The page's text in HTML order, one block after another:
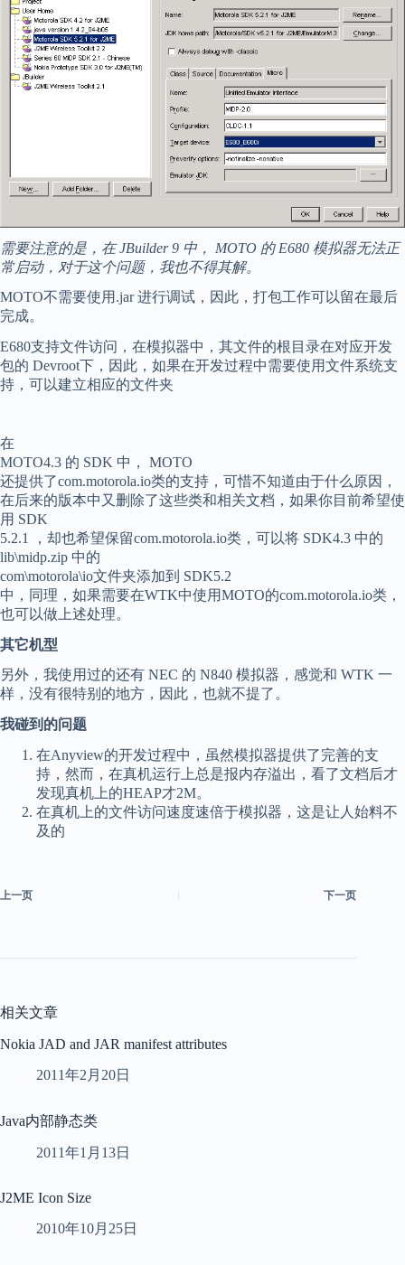
需要注意的是，在 JBuilder 9 中， MOTO 的 E680 模拟器无法正
常启动，对于这个问题，我也不得其解。
MOTO不需要使用.jar 进行调试，因此，打包工作可以留在最后
完成。
E680支持文件访问，在模拟器中，其文件的根目录在对应开发
包的 Devroot下，因此，如果在开发过程中需要使用文件系统支
持，可以建立相应的文件夹
在
MOTO4.3 的 SDK 中， MOTO
还提供了com.motorola.io类的支持，可惜不知道由于什么原因，
在后来的版本中又删除了这些类和相关文档，如果你目前希望使
用 SDK
5.2.1 ，却也希望保留com.motorola.io类，可以将 SDK4.3 中的
lib\midp.zip 中的
com\motorola\io文件夹添加到 SDK5.2
中，同理，如果需要在WTK中使用MOTO的com.motorola.io类，
也可以做上述处理。
其它机型
另外，我使用过的还有 NEC 的 N840 模拟器，感觉和 WTK 一
样，没有很特别的地方，因此，也就不提了。
我碰到的问题
在Anyview的开发过程中，虽然模拟器提供了完善的支
持，然而，在真机运行上总是报内存溢出，看了文档后才
发现真机上的HEAP才2M。
在真机上的文件访问速度速倍于模拟器，这是让人始料不
及的
上一页 下一页
相关文章
Nokia JAD and JAR manifest attributes
2011年2月20日
Java内部静态类
2011年1月13日
J2ME Icon Size
2010年10月25日